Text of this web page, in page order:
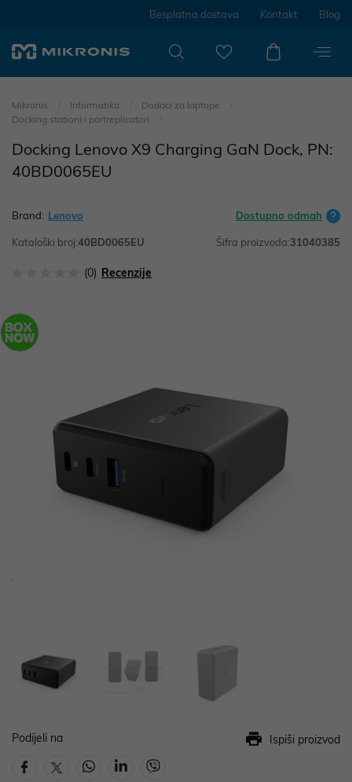
Besplatna dostava Kontakt Blog
Mikronis Informatika
Dodaci za laptope
Docking stationi i portreplicatori
Docking Lenovo X9 Charging GaN Dock, PN:
40BD0065EU
Brand: Lenovo Dostupno odmah
Kataloški broj:40BD0065EU Šifra proizvoda:31040385
(0) Recenzije
Podijeli na Ispiši proizvod